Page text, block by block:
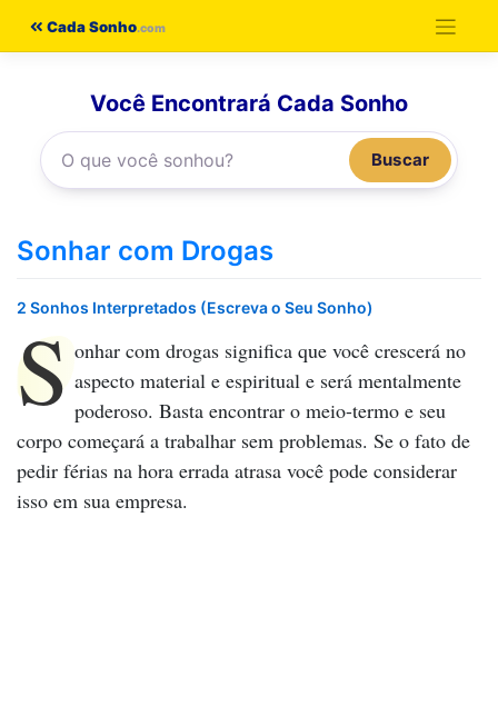
Cada Sonho
Você Encontrará Cada Sonho
Buscar
Sonhar com Drogas
2 Sonhos Interpretados (Escreva o Seu Sonho)
S onhar com drogas significa que você crescerá no
aspecto material e espiritual e será mentalmente
poderoso. Basta encontrar o meio-termo e seu
corpo começará a trabalhar sem problemas. Se o fato de
pedir férias na hora errada atrasa você pode considerar
isso em sua empresa.